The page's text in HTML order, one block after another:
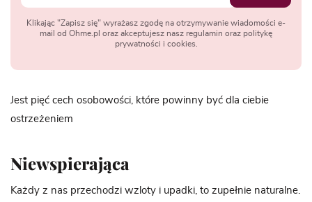
Klikając "Zapisz się" wyrażasz zgodę na otrzymywanie wiadomości e-
mail od Ohme.pl oraz akceptujesz nasz regulamin oraz politykę
prywatności i cookies.
Jest pięć cech osobowości, które powinny być dla ciebie
ostrzeżeniem
Niewspierająca
Każdy z nas przechodzi wzloty i upadki, to zupełnie naturalne.